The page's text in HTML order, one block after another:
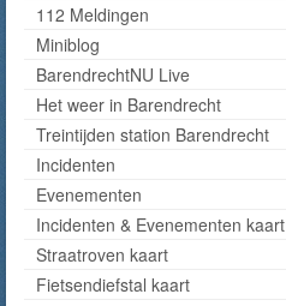
112 Meldingen
Miniblog
BarendrechtNU Live
Het weer in Barendrecht
Treintijden station Barendrecht
Incidenten
Evenementen
Incidenten & Evenementen kaart
Straatroven kaart
Fietsendiefstal kaart